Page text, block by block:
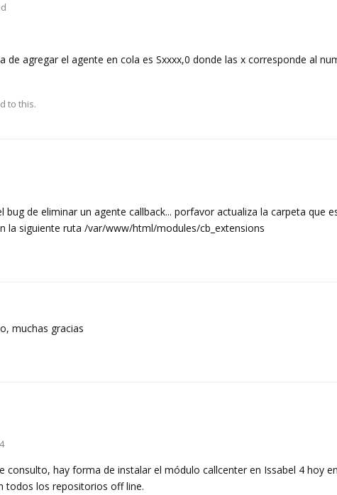
de agregar el agente en cola es Sxxxx,0 donde las x corresponde al
to this.
bug de eliminar un agente callback... porfavor actualiza la carpeta que
la siguiente ruta /var/www/html/modules/cb_extensions
muchas gracias
consulto, hay forma de instalar el módulo callcenter en Issabel 4 hoy
todos los repositorios off line.